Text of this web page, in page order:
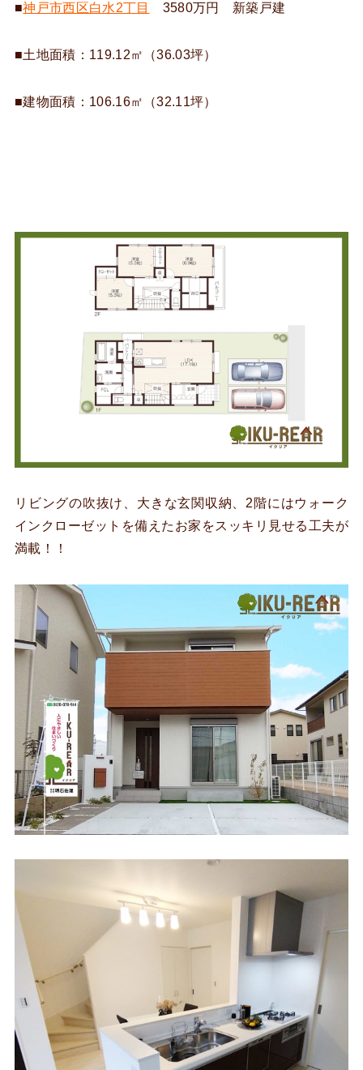
■神戸市西区白水2丁目 3580万円 新築戸建
■土地面積：119.12㎡（36.03坪）
■建物面積：106.16㎡（32.11坪）
リビングの吹抜け、大きな玄関収納、2階にはウォーク
インクローゼットを備えたお家をスッキリ見せる工夫が
満載！！